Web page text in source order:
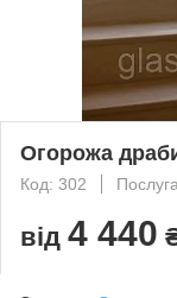
Огорожа
Код: 302 Послуга
від 4 440